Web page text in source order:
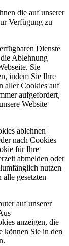
die auf unserer
Verfügung zu
Dienste
Ablehnung
Sie
indem Sie Ihre
aller Cookies auf
aufgefordert,
Website
ablehnen
nach Cookies
für Ihre
abmelden oder
nutzen
gesetzten
auf unserer
anzeigen, die
können Sie in den